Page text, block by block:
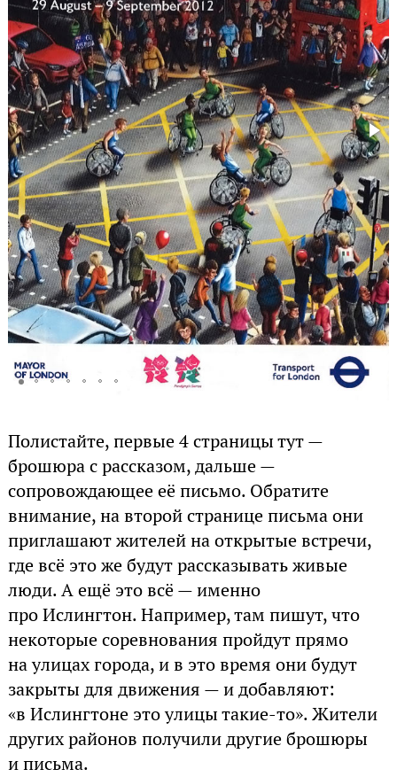
Полистайте, первые 4 страницы тут —
брошюра с рассказом, дальше —
сопровождающее её письмо. Обратите
внимание, на второй странице письма они
приглашают жителей на открытые встречи,
где всё это же будут рассказывать живые
люди. А ещё это всё — именно
про Ислингтон. Например, там пишут, что
некоторые соревнования пройдут прямо
на улицах города, и в это время они будут
закрыты для движения — и добавляют:
«в Ислингтоне это улицы такие-то». Жители
других районов получили другие брошюры
и письма.